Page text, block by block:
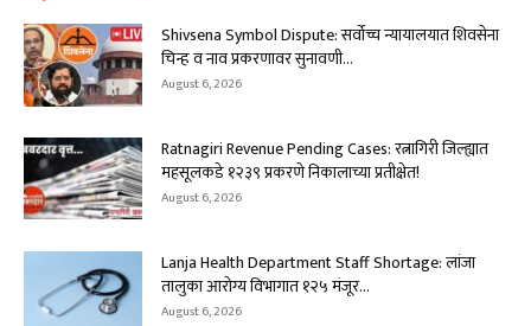
Shivsena Symbol Dispute: सर्वोच्च न्यायालयात शिवसेना
चिन्ह व नाव प्रकरणावर सुनावणी...
August 6, 2026
Ratnagiri Revenue Pending Cases: रत्नागिरी जिल्ह्यात
महसूलकडे १२३९ प्रकरणे निकालाच्या प्रतीक्षेत!
August 6, 2026
Lanja Health Department Staff Shortage: लांजा
तालुका आरोग्य विभागात १२५ मंजूर...
August 6, 2026